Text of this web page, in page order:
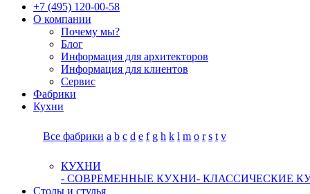
+7 (495) 120-00-58
О компании
Почему мы?
Блог
Информация для архитекторов
Информация для клиентов
Сервис
Фабрики
Кухни
Все фабрики a b c d e f g h k l m o r s t v
КУХНИ
- СОВРЕМЕННЫЕ КУХНИ- КЛАССИЧЕСКИЕ
Столы и стулья